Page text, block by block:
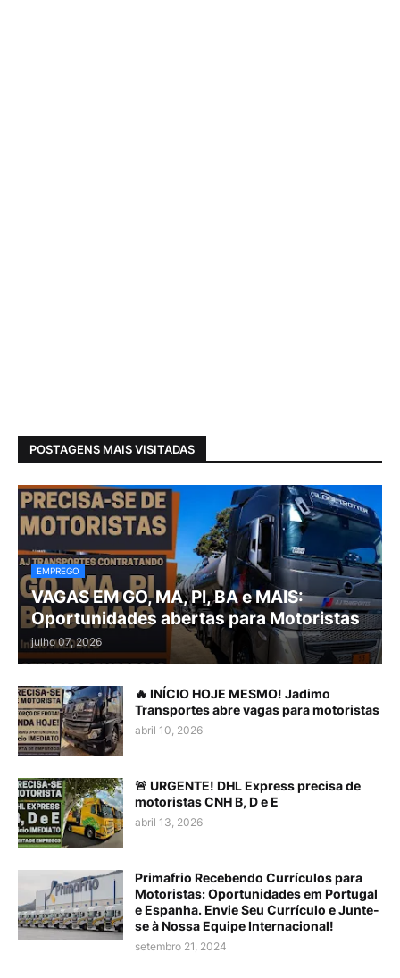
POSTAGENS MAIS VISITADAS
EMPREGO
VAGAS EM GO, MA, PI, BA e MAIS:
Oportunidades abertas para Motoristas
julho 07, 2026
🔥 INÍCIO HOJE MESMO! Jadimo
Transportes abre vagas para motoristas
abril 10, 2026
🚨 URGENTE! DHL Express precisa de
motoristas CNH B, D e E
abril 13, 2026
Primafrio Recebendo Currículos para
Motoristas: Oportunidades em Portugal
e Espanha. Envie Seu Currículo e Junte-
se à Nossa Equipe Internacional!
setembro 21, 2024